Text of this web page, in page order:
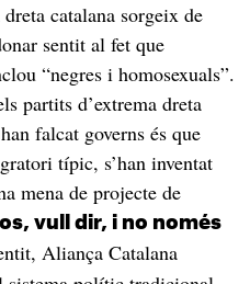
catalana sorgeix de
sentit al fet que
“negres i homosexuals”.
partits d’extrema dreta
falcat governs és que
típic, s’han inventat
mena de projecte de
vull dir, i no només
Aliança Catalana